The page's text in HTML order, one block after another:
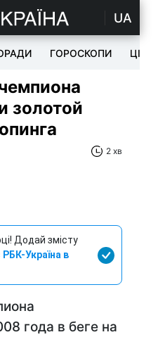
UA
ГОРОСКОПИ ЦІКАВЕ
золотой
2 хв
Додай змісту
Україна в
года в беге на